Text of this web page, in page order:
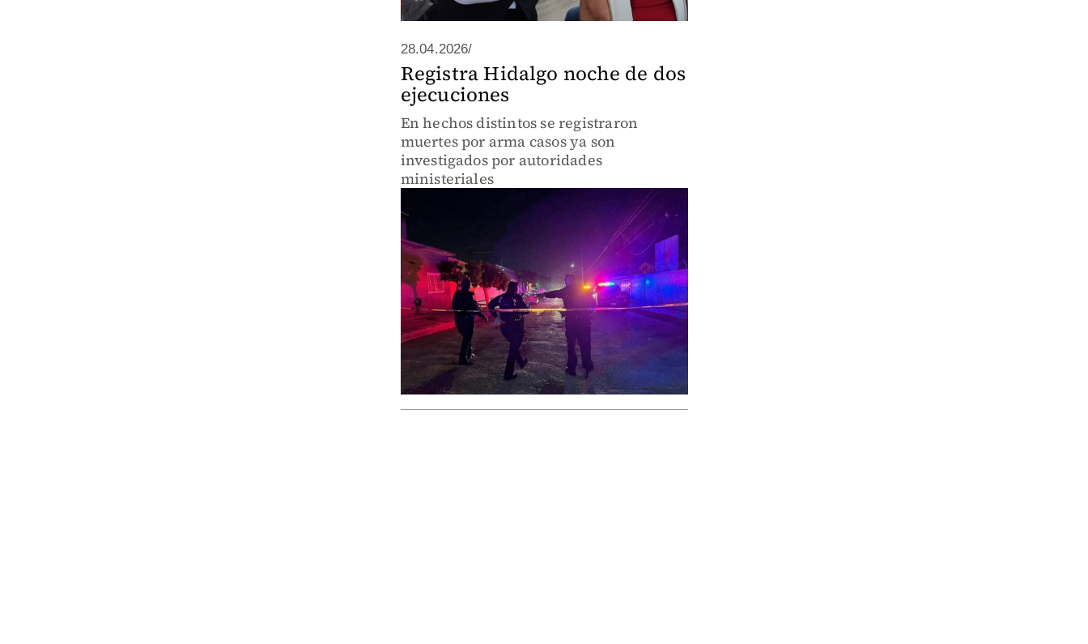
28.04.2026/
Registra Hidalgo noche de dos
ejecuciones
En hechos distintos se registraron
muertes por arma casos ya son
investigados por autoridades
ministeriales